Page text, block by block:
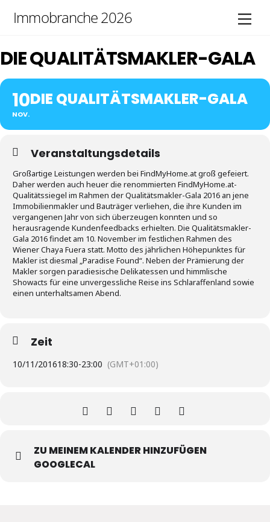
Immobranche 2026
DIE QUALITÄTSMAKLER-GALA
10
NOV.
DIE QUALITÄTSMAKLER-GALA
Veranstaltungsdetails
Großartige Leistungen werden bei FindMyHome.at groß gefeiert.
Daher werden auch heuer die renommierten FindMyHome.at-
Qualitätssiegel im Rahmen der Qualitätsmakler-Gala 2016 an jene
Immobilienmakler und Bauträger verliehen, die ihre Kunden im
vergangenen Jahr von sich überzeugen konnten und so
herausragende Kundenfeedbacks erhielten. Die Qualitätsmakler-
Gala 2016 findet am 10. November im festlichen Rahmen des
Wiener Chaya Fuera statt. Motto des jährlichen Höhepunktes für
Makler ist diesmal „Paradise Found“. Neben der Prämierung der
Makler sorgen paradiesische Delikatessen und himmlische
Showacts für eine unvergessliche Reise ins Schlaraffenland sowie
einen unterhaltsamen Abend.
Zeit
10/11/201618:30-23:00 (GMT+01:00)
ZU MEINEM KALENDER HINZUFÜGEN
GOOGLECAL